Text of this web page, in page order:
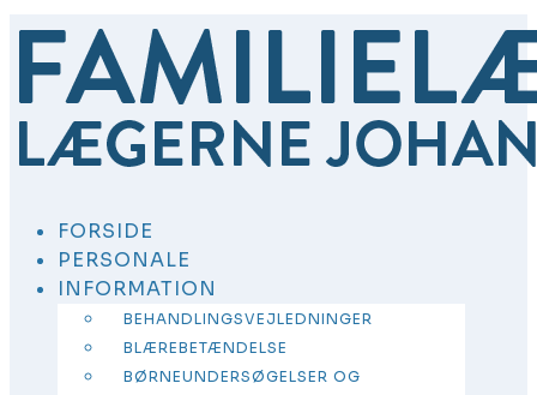
FORSIDE
PERSONALE
INFORMATION
BEHANDLINGSVEJLEDNINGER
BLÆREBETÆNDELSE
BØRNEUNDERSØGELSER OG